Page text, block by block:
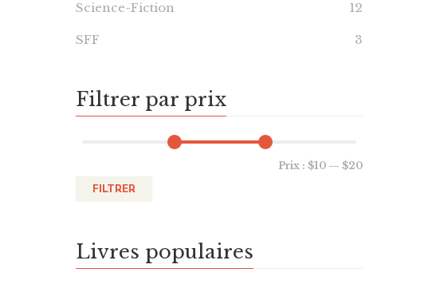
Science-Fiction 12
SFF 3
Filtrer par prix
FILTRER
Prix : $10— $20
Livres populaires